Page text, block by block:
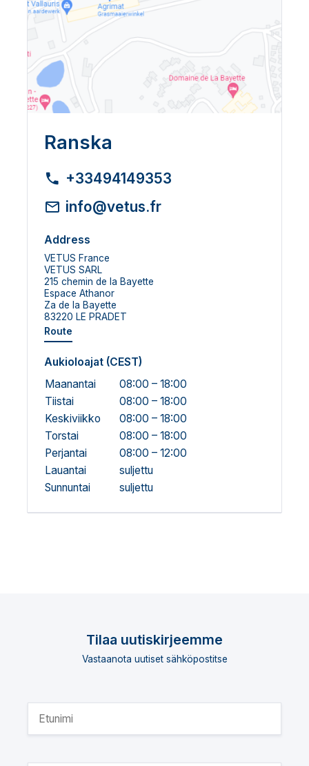
Ranska
+33494149353
info@vetus.fr
Address
VETUS France
VETUS SARL
215 chemin de la Bayette
Espace Athanor
Za de la Bayette
83220 LE PRADET
Route
Aukioloajat (CEST)
Maanantai
08:00 – 18:00
Tiistai
08:00 – 18:00
Keskiviikko
08:00 – 18:00
Torstai
08:00 – 18:00
Perjantai
08:00 – 12:00
Lauantai
suljettu
Sunnuntai
suljettu
Tilaa uutiskirjeemme
Vastaanota uutiset sähköpostitse